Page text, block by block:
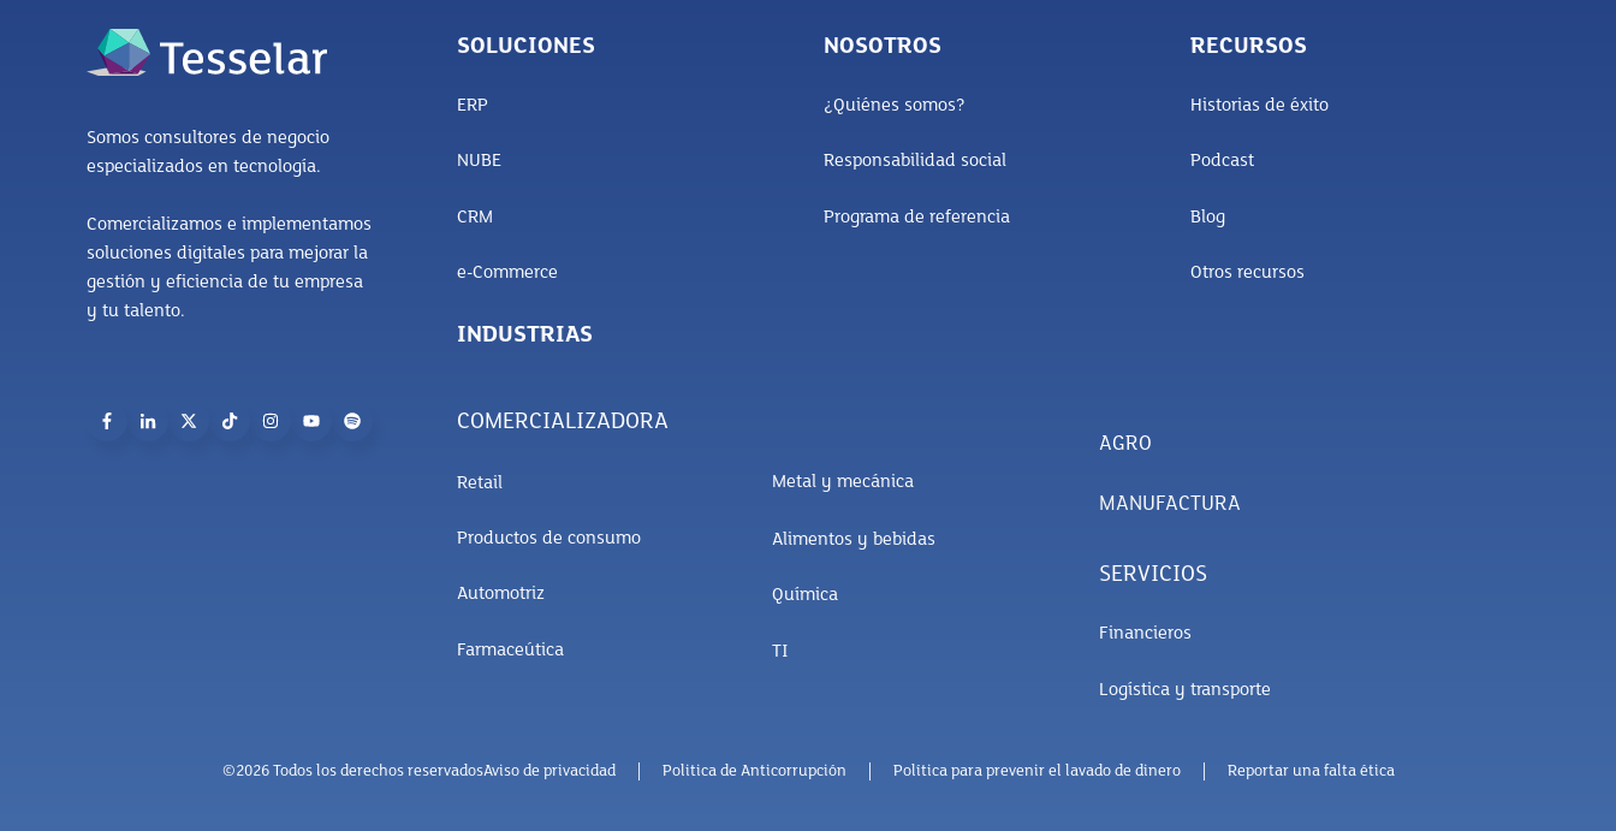
Somos consultores de negocio
especializados en tecnología.
Comercializamos e implementamos
soluciones digitales para mejorar la
gestión y eficiencia de tu empresa
y tu talento.
SOLUCIONES
ERP
NUBE
CRM
e-Commerce
NOSOTROS
¿Quiénes somos?
Responsabilidad social
Programa de referencia
RECURSOS
Historias de éxito
Podcast
Blog
Otros recursos
INDUSTRIAS
COMERCIALIZADORA
Retail
Productos de consumo
Automotriz
Farmaceútica
Metal y mecánica
Alimentos y bebidas
Química
TI
AGRO
MANUFACTURA
SERVICIOS
Financieros
Logística y transporte
©2026 Todos los derechos reservadosAviso de privacidad Politica de Anticorrupción Política para prevenir el lavado de dinero Reportar una falta ética